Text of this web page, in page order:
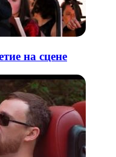
на сцене